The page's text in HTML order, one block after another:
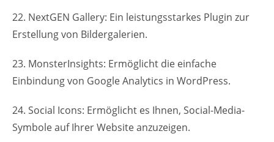
22. NextGEN Gallery: Ein leistungsstarkes Plugin zur
Erstellung von Bildergalerien.
23. MonsterInsights: Ermöglicht die einfache
Einbindung von Google Analytics in WordPress.
24. Social Icons: Ermöglicht es Ihnen, Social-Media-
Symbole auf Ihrer Website anzuzeigen.